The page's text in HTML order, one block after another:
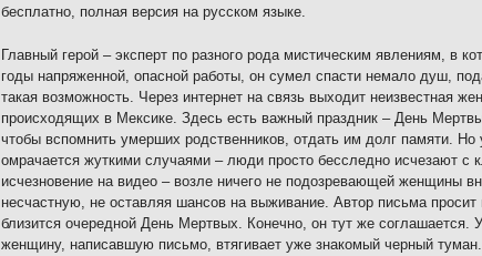
бесплатно, полная версия на русском языке.
Главный герой – эксперт по разного рода мистическим явлениям, в
годы напряженной, опасной работы, он сумел спасти немало душ,
такая возможность. Через интернет на связь выходит неизвестная
происходящих в Мексике. Здесь есть важный праздник – День
чтобы вспомнить умерших родственников, отдать им долг памяти.
омрачается жуткими случаями – люди просто бесследно исчезают с
исчезновение на видео – возле ничего не подозревающей женщины
несчастную, не оставляя шансов на выживание. Автор письма
близится очередной День Мертвых. Конечно, он тут же соглашается.
женщину, написавшую письмо, втягивает уже знакомый черный